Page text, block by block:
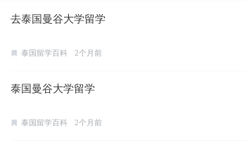
去泰国曼谷大学留学
泰国留学百科 2个月前
泰国曼谷大学留学
泰国留学百科 2个月前